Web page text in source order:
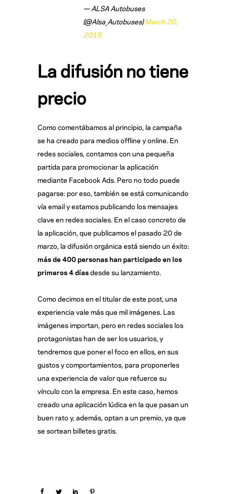
— ALSA Autobuses
(@Alsa_Autobuses)March 20,
2015
La difusión no tiene
precio
Como comentábamos al principio, la campaña
se ha creado para medios offline y online. En
redes sociales, contamos con una pequeña
partida para promocionar la aplicación
mediante Facebook Ads. Pero no todo puede
pagarse: por eso, también se está comunicando
vía email y estamos publicando los mensajes
clave en redes sociales. En el caso concreto de
la aplicación, que publicamos el pasado 20 de
marzo, la difusión orgánica está siendo un éxito:
más de 400 personas han participado en los
primeros 4 díasdesde su lanzamiento.
Como decimos en el titular de este post, una
experiencia vale más que mil imágenes. Las
imágenes importan, pero en redes sociales los
protagonistas han de ser los usuarios, y
tendremos que poner el foco en ellos, en sus
gustos y comportamientos, para proponerles
una experiencia de valor que refuerce su
vínculo con la empresa. En este caso, hemos
creado una aplicación lúdica en la que pasan un
buen rato y, además, optan a un premio, ya que
se sortean billetes gratis.